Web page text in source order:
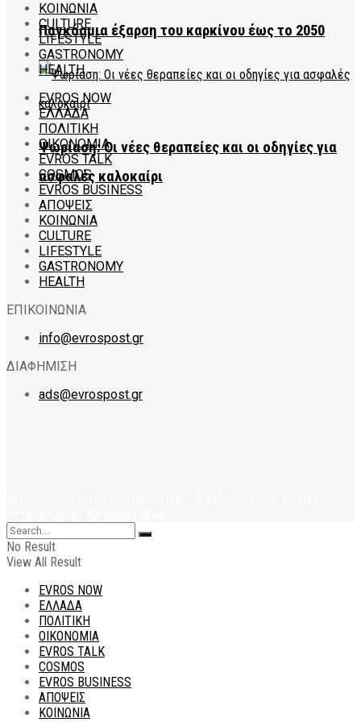
Παγκόσμια έξαρση του καρκίνου έως το 2050
Ψωρίαση: Οι νέες θεραπείες και οι οδηγίες για
ασφαλές καλοκαίρι
ΚΟΙΝΩΝΙΑ
CULTURE
LIFESTYLE
GASTRONOMY
HEALTH
EVROS NOW
ΕΛΛΑΔΑ
ΠΟΛΙΤΙΚΗ
ΟΙΚΟΝΟΜΙΑ
EVROS TALK
COSMOS
EVROS BUSINESS
ΑΠΟΨΕΙΣ
ΚΟΙΝΩΝΙΑ
CULTURE
LIFESTYLE
GASTRONOMY
HEALTH
ΕΠΙΚΟΙΝΩΝΙΑ
info@evrospost.gr
ΔΙΑΦΗΜΙΣΗ
ads@evrospost.gr
No Result
View All Result
EVROS NOW
ΕΛΛΑΔΑ
ΠΟΛΙΤΙΚΗ
ΟΙΚΟΝΟΜΙΑ
EVROS TALK
COSMOS
EVROS BUSINESS
ΑΠΟΨΕΙΣ
ΚΟΙΝΩΝΙΑ